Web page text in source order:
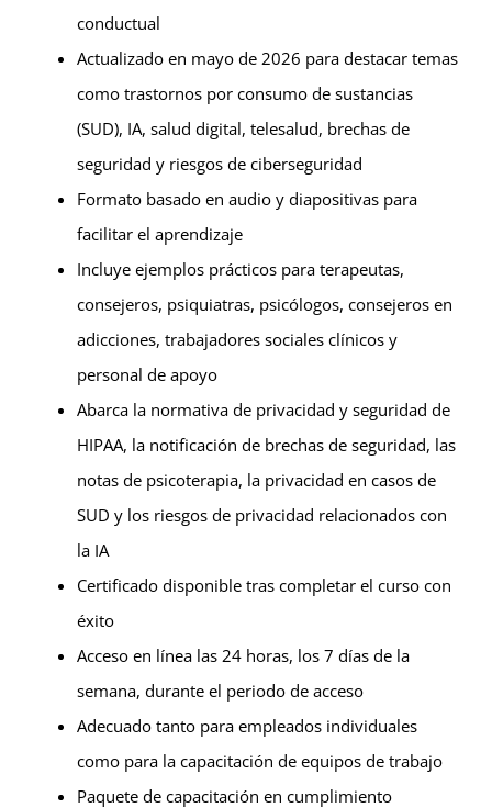
conductual
Actualizado en mayo de 2026 para destacar temas
como trastornos por consumo de sustancias
(SUD), IA, salud digital, telesalud, brechas de
seguridad y riesgos de ciberseguridad
Formato basado en audio y diapositivas para
facilitar el aprendizaje
Incluye ejemplos prácticos para terapeutas,
consejeros, psiquiatras, psicólogos, consejeros en
adicciones, trabajadores sociales clínicos y
personal de apoyo
Abarca la normativa de privacidad y seguridad de
HIPAA, la notificación de brechas de seguridad, las
notas de psicoterapia, la privacidad en casos de
SUD y los riesgos de privacidad relacionados con
la IA
Certificado disponible tras completar el curso con
éxito
Acceso en línea las 24 horas, los 7 días de la
semana, durante el periodo de acceso
Adecuado tanto para empleados individuales
como para la capacitación de equipos de trabajo
Paquete de capacitación en cumplimiento